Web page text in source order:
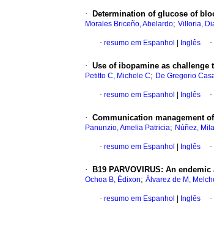
· Determination of glucose of
Morales Briceño, Abelardo; Villoria,
· resumo em Espanhol Inglês ·
· Use of ibopamine as
Petitto C, Michele C; De Gregorio
· resumo em Espanhol Inglês ·
· Communication management
Panunzio, Amelia Patricia; Núñez,
· resumo em Espanhol Inglês ·
· B19 PARVOVIRUS: An endemic
Ochoa B, Édixon; Álvarez de M,
· resumo em Espanhol Inglês ·